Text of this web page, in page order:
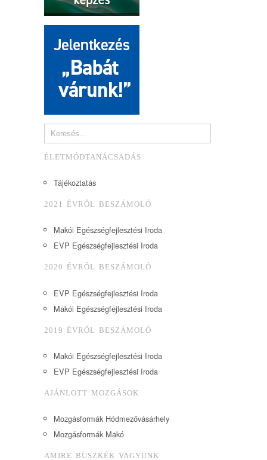
ÉLETMÓDTANÁCSADÁS
Tájékoztatás
2021 ÉVRŐL BESZÁMOLÓ
Makói Egészségfejlesztési Iroda
EVP Egészségfejlesztési Iroda
2020 ÉVRŐL BESZÁMOLÓ
EVP Egészségfejlesztési Iroda
Makói Egészségfejlesztési Iroda
2019 ÉVRŐL BESZÁMOLÓ
Makói Egészségfejlesztési Iroda
EVP Egészségfejlesztési Iroda
AJÁNLOTT MOZGÁSOK
Mozgásformák Hódmezővásárhely
Mozgásformák Makó
AMIRE BÜSZKÉK VAGYUNK